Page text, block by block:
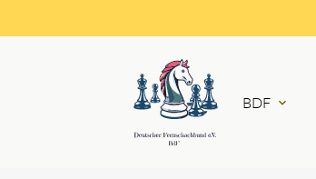
BDF expand_more